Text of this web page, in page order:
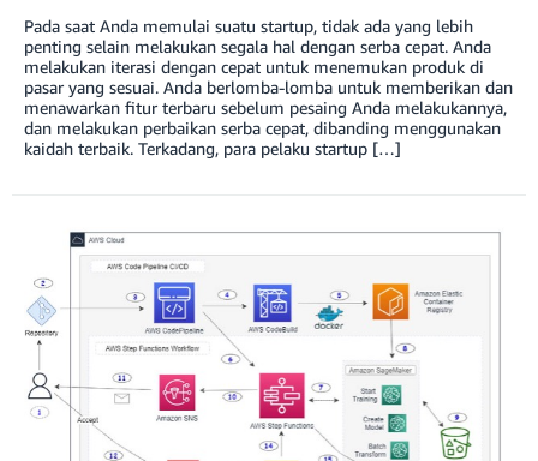
Pada saat Anda memulai suatu startup, tidak ada yang lebih
penting selain melakukan segala hal dengan serba cepat. Anda
melakukan iterasi dengan cepat untuk menemukan produk di
pasar yang sesuai. Anda berlomba-lomba untuk memberikan dan
menawarkan fitur terbaru sebelum pesaing Anda melakukannya,
dan melakukan perbaikan serba cepat, dibanding menggunakan
kaidah terbaik. Terkadang, para pelaku startup […]